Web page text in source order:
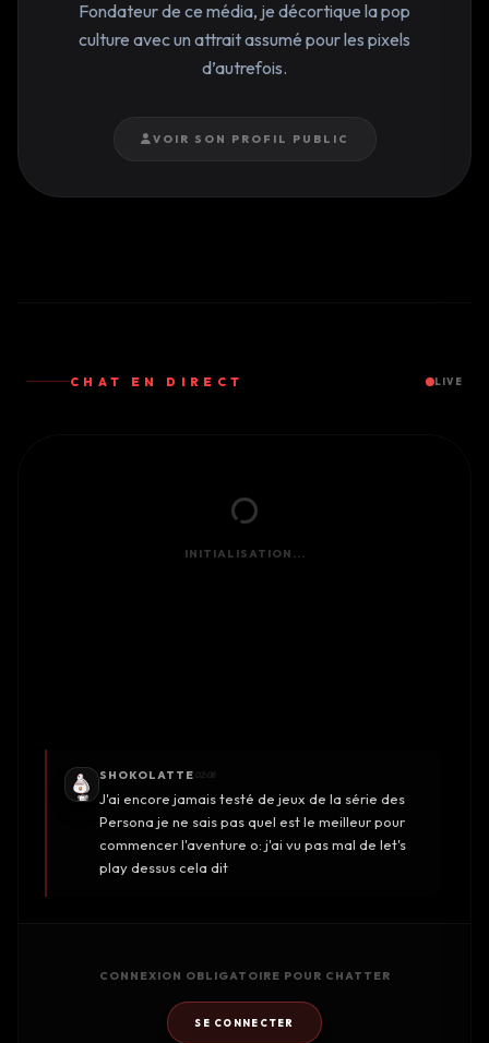
Fondateur de ce média, je décortique la pop
culture avec un attrait assumé pour les pixels
d’autrefois.
VOIR SON PROFIL PUBLIC
CHAT EN DIRECT LIVE
INITIALISATION...
SHOKOLATTE 02:08
J'ai encore jamais testé de jeux de la série des
Persona je ne sais pas quel est le meilleur pour
commencer l'aventure o: j'ai vu pas mal de let's
play dessus cela dit
CONNEXION OBLIGATOIRE POUR CHATTER
SE CONNECTER